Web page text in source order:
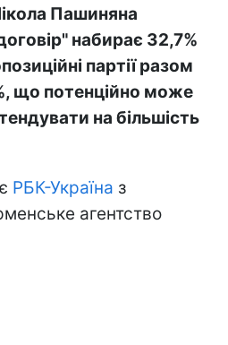
Пашиняна
набирає 32,7%
партії разом
що потенційно може
на більшість
РБК-Україна з
агентство